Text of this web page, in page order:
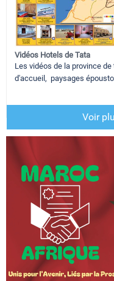
Vidéos Hotels de Tata
Les vidéos de la province
d'accueil, paysages
Voir